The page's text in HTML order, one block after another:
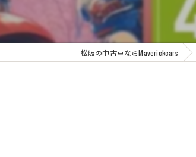
松阪の中古車ならMaverickcars